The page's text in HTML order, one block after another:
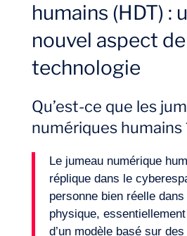
humains (HDT) :
nouvel aspect
technologie
Qu’est-ce que les
numériques humains
Le jumeau numérique
réplique dans le
personne bien réelle
physique, essentiellement
d’un modèle basé sur